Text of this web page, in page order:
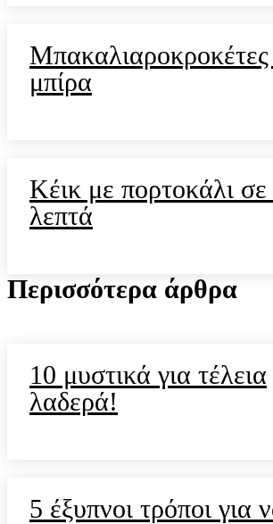
μπίρα
Κέικ με πορτοκάλι σε
λεπτά
Περισσότερα άρθρα
10 μυστικά για τέλεια
λαδερά!
5 έξυπνοι τρόποι για